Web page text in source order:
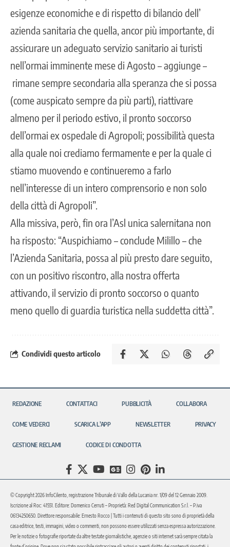
esigenze economiche e di rispetto di bilancio dell’
azienda sanitaria che quella, ancor più importante, di
assicurare un adeguato servizio sanitario ai turisti
nell’ormai imminente mese di Agosto – aggiunge –
rimane sempre secondaria alla speranza che si possa
(come auspicato sempre da più parti), riattivare
almeno per il periodo estivo, il pronto soccorso
dell’ormai ex ospedale di Agropoli; possibilità questa
alla quale noi crediamo fermamente e per la quale ci
stiamo muovendo e continueremo a farlo
nell’interesse di un intero comprensorio e non solo
della città di Agropoli”.
Alla missiva, però, fin ora l’Asl unica salernitana non
ha risposto: “Auspichiamo – conclude Milillo – che
l’Azienda Sanitaria, possa al più presto dare seguito,
con un positivo riscontro, alla nostra offerta
attivando, il servizio di pronto soccorso o quanto
meno quello di guardia turistica nella suddetta città”.
Condividi questo articolo
REDAZIONE CONTATTACI PUBBLICITÀ COLLABORA
COME VEDERCI SCARICA L’APP NEWSLETTER PRIVACY
GESTIONE RECLAMI CODICE DI CONDOTTA
© Copyright 2026 InfoCilento, registrazione Tribunale di Vallo della Lucania nr. 1/09 del 12 Gennaio 2009.
Iscrizione al Roc: 41551. Editore: Domenico Cerruti – Proprietà: Red Digital Communication S.r.l. – P.iva
06134250650. Direttore responsabile: Ernesto Rocco | Tutti i contenuti di questo sito sono di proprietà della
casa editrice, testi, immagini, video o commenti, non possono essere utilizzati senza espressa autorizzazione.
Per le notizie o fotografie riportate da altre testate giornalistiche, agenzie o siti internet sarà sempre citata la